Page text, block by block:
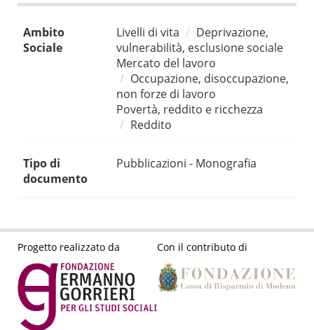
Ambito
Sociale
Livelli di vita
Deprivazione,
vulnerabilità, esclusione sociale
Mercato del lavoro
Occupazione, disoccupazione,
non forze di lavoro
Povertà, reddito e ricchezza
Reddito
Tipo di
documento
Pubblicazioni - Monografia
Progetto realizzato da Con il contributo di